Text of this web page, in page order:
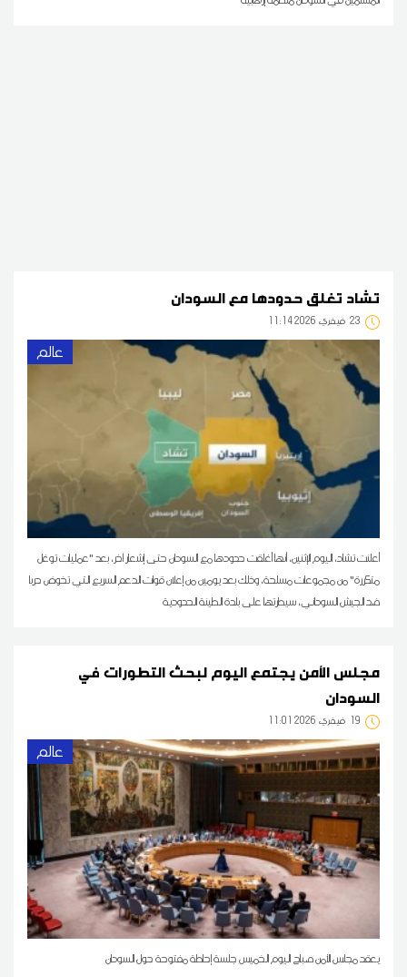
تشاد تغلق حدودها مع السودان
23 11:14 2026 فيفري
عالم
أعلنت تشاد، اليوم الإثنين، أنها أغلقت حدودها مع السودان حتى إشعار آخر، بعد "عمليات توغل
متكررة" من مجموعات مسلحة، وذلك بعد يومين من إعلان قوات الدعم السريع التي تخوض حربا
ضد الجيش السوداني، سيطرتها على بلدة الطينة الحدودية
مجلس الأمن يجتمع اليوم لبحث التطورات في
السودان
19 11:01 2026 فيفري
عالم
يعقد مجلس الأمن صباح اليوم الخميس جلسة إحاطة مفتوحة حول السودان